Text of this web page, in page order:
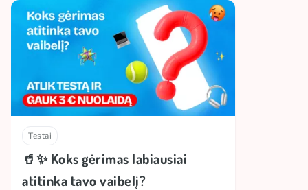
Testai
🥤✨ Koks gėrimas labiausiai
atitinka tavo vaibelį?